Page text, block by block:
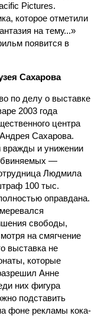
Pictures.
которое отметили
на тему...»
появится в
Сахарова
по делу о выставке
2003 года
центра
Сахарова.
вражды и унижении
—
Людмила
100 тыс.
оправдана.
свободы,
на смягчение
выставка не
которые
Анне
них фигура
подставить
фоне рекламы кока-